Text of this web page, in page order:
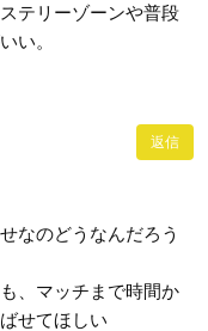
テリーゾーンや普段
い。
返信
なのどうなんだろう
、マッチまで時間か
せてほしい